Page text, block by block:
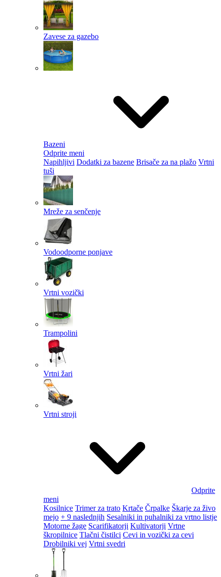
Zavese za gazebo
Bazeni
Odprite meni
Napihljivi Dodatki za bazene Brisače za na plažo Vrtni
tuši
Mreže za senčenje
Vodoodporne ponjave
Vrtni vozički
Trampolini
Vrtni žari
Vrtni stroji
Odprite
meni
Kosilnice Trimer za trato Krtače Črpalke Škarje za živo
mejo + 9 naslednjih Sesalniki in puhalniki za vrtno listje
Motorne žage Scarifikatorji Kultivatorji Vrtne
škropilnice Tlačni čistilci Cevi in vozički za cevi
Drobilniki vej Vrtni svedri